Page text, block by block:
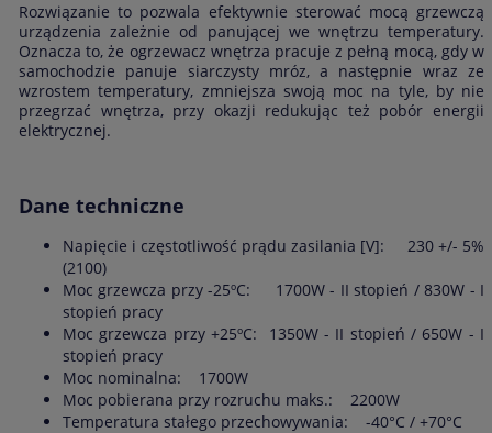
Rozwiązanie to pozwala efektywnie sterować mocą grzewczą
urządzenia zależnie od panującej we wnętrzu temperatury.
Oznacza to, że ogrzewacz wnętrza pracuje z pełną mocą, gdy w
samochodzie panuje siarczysty mróz, a następnie wraz ze
wzrostem temperatury, zmniejsza swoją moc na tyle, by nie
przegrzać wnętrza, przy okazji redukując też pobór energii
elektrycznej.
Dane techniczne
Napięcie i częstotliwość prądu zasilania [V]: 230 +/- 5%
(2100)
Moc grzewcza przy -25ºC: 1700W - II stopień / 830W - I
stopień pracy
Moc grzewcza przy +25ºC: 1350W - II stopień / 650W - I
stopień pracy
Moc nominalna: 1700W
Moc pobierana przy rozruchu maks.: 2200W
Temperatura stałego przechowywania: -40°C / +70°C